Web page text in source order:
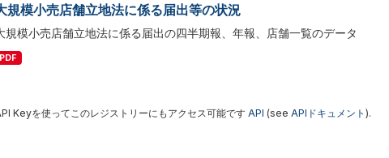
規模小売店舗立地法に係る届出等の状況
規模小売店舗立地法に係る届出の四半期報、年報、店舗一覧のデータ
PDF
Keyを使ってこのレジストリーにもアクセス可能です API (see APIドキュメント ).